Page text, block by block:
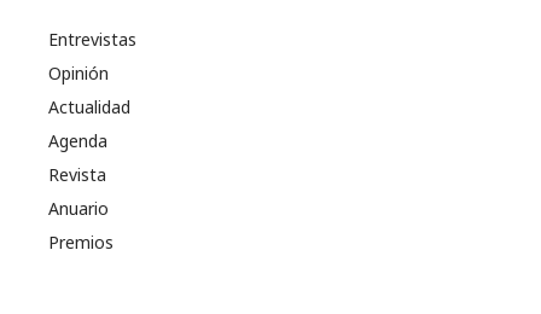
Entrevistas
Opinión
Actualidad
Agenda
Revista
Anuario
Premios